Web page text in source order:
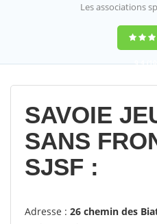
Les associations
9,4
14358
SAVOIE
SANS
SJSF :
Adresse : 26 chemin des